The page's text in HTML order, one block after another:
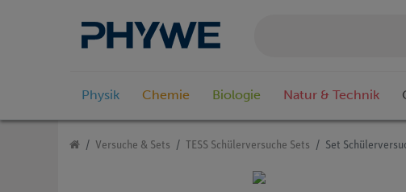
Physik Chemie Biologie Natur & Technik
Versuche & Sets TESS Schülerversuche Sets Set